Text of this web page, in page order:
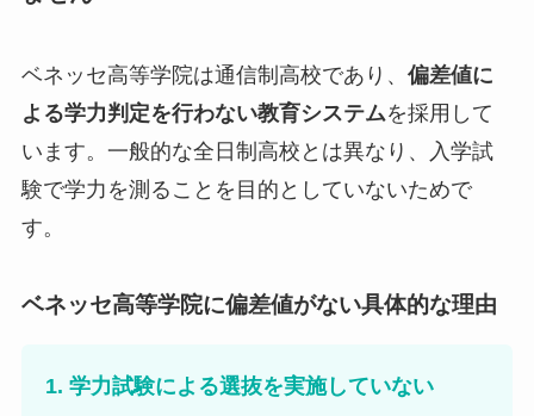
ベネッセ高等学院は通信制高校であり、 偏差値に
よる学力判定を行わない教育システムを採用して
います。一般的な全日制高校とは異なり、入学試
験で学力を測ることを目的としていないためで
す。
ベネッセ高等学院に偏差値がない具体的な理由
1. 学力試験による選抜を実施していない